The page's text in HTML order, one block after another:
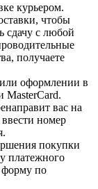
курьером.
чтобы
сдачу с любой
получаете
оформлении в
MasterCard.
вас на
номер
покупки
платежного
форму по